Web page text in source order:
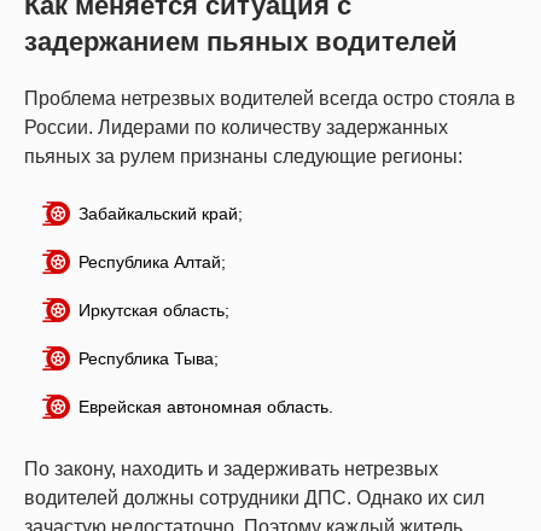
задержанием пьяных водителей
Проблема нетрезвых водителей всегда остро стояла в
России. Лидерами по количеству задержанных
пьяных за рулем признаны следующие регионы:
Забайкальский край;
Республика Алтай;
Иркутская область;
Республика Тыва;
Еврейская автономная область.
По закону, находить и задерживать нетрезвых
водителей должны сотрудники ДПС. Однако их сил
зачастую недостаточно. Поэтому каждый житель